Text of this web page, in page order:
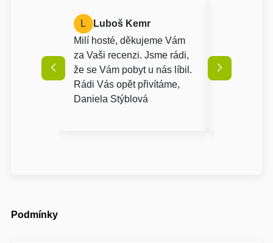
L
Luboš Kemr
Milí hosté, děkujeme Vám
za Vaši recenzi. Jsme rádi,
že se Vám pobyt u nás líbil.
Rádi Vás opět přivítáme,
Daniela Stýblová
za Vaše
Podmínky